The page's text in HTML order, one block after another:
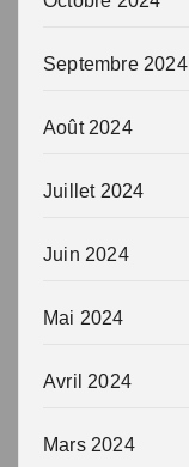
Septembre 2024
Août 2024
Juillet 2024
Juin 2024
Mai 2024
Avril 2024
Mars 2024